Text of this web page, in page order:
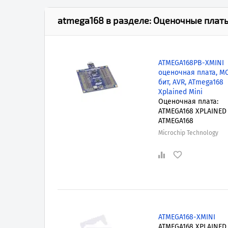
atmega168 в разделе: Оценочные
ATMEGA168PB-XMINI
оценочная плата,
бит, AVR, ATmega168
Xplained Mini
Оценочная плата:
ATMEGA168
ATMEGA168
Microchip Technology
ATMEGA168-XMINI